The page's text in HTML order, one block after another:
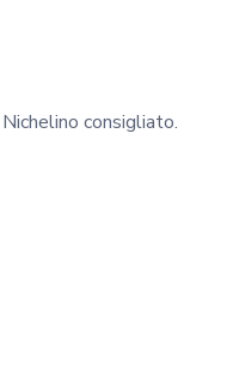
consigliato.